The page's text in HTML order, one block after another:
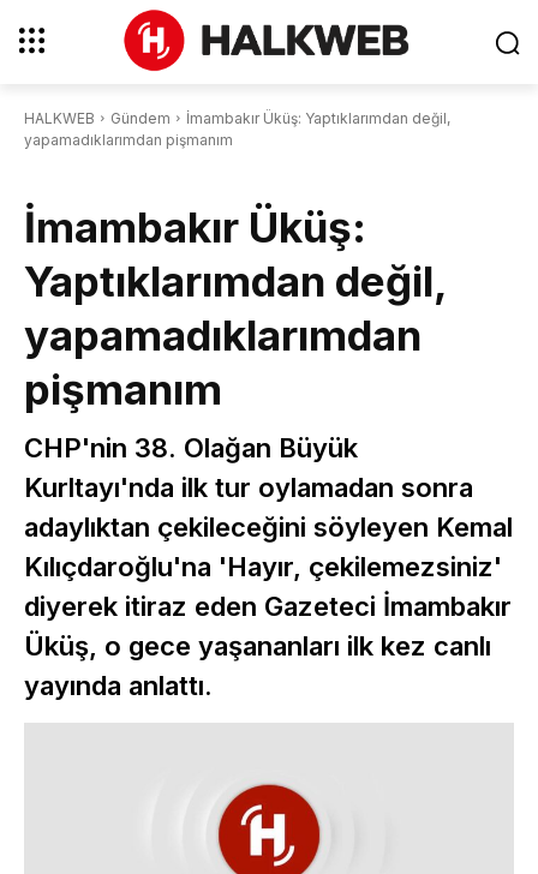
HALKWEB Gündem
İmambakır Üküş: Yaptıklarımdan değil,
yapamadıklarımdan pişmanım
İmambakır Üküş:
Yaptıklarımdan değil,
yapamadıklarımdan
pişmanım
CHP'nin 38. Olağan Büyük
Kurltayı'nda ilk tur oylamadan sonra
adaylıktan çekileceğini söyleyen Kemal
Kılıçdaroğlu'na 'Hayır, çekilemezsiniz'
diyerek itiraz eden Gazeteci İmambakır
Üküş, o gece yaşananları ilk kez canlı
yayında anlattı.